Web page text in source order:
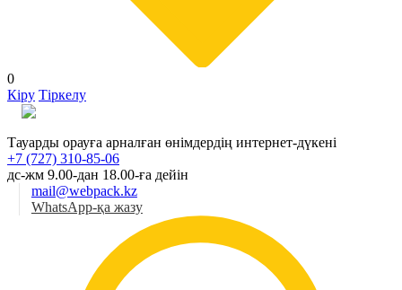
0
Кіру Тіркелу
Тауарды орауға арналған өнімдердің интернет-дүкені
+7 (727) 310-85-06
дс-жм 9.00-дан 18.00-ға дейін
mail@webpack.kz
WhatsApp-қа жазу